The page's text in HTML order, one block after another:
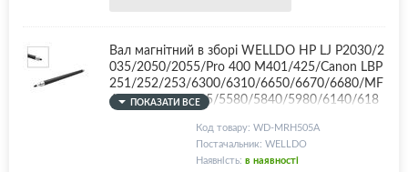
Вал магнітний в зборі WELLDO HP LJ P2030/2
035/2050/2055/Pro 400 M401/425/Canon LBP
251/252/253/6300/6310/6650/6670/6680/MF
411/416/418/525/5580/5840/5980/6140/618
0/CF280A/CE505A/CE505X/Canon 719/C-EXV
40 + комплект втулок, Alluminium Head!
ПОКАЗАТИ ВСЕ
Код товару: WD-MRH505A
Постачальник: WELLDO
Наявність: в наявності